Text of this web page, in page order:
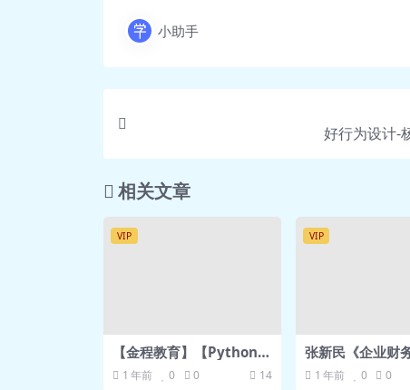
小助手
好行为设计-
相关文章
VIP
【金程教育】【Python基
础+量化进阶】基于Pytho
n的量化学习
1 年前 0 0 14
VIP
张新民《企业财
析》28集视频
1 年前 0 0